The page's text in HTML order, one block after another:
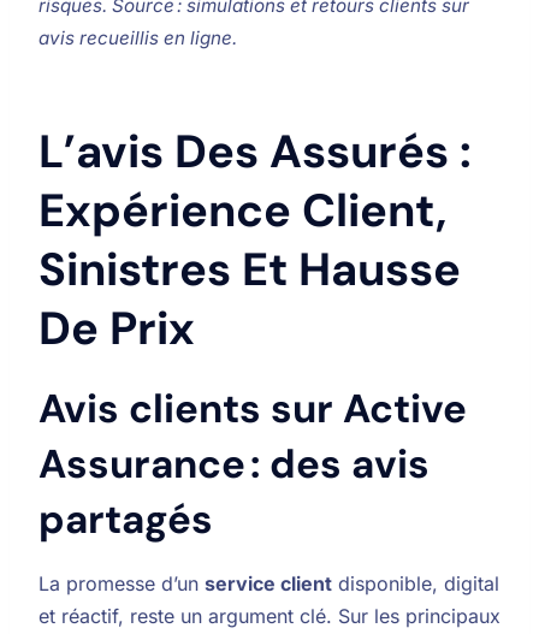
risques. Source : simulations et retours clients sur
avis recueillis en ligne.
L’avis Des Assurés :
Expérience Client,
Sinistres Et Hausse
De Prix
Avis clients sur Active
Assurance : des avis
partagés
La promesse d’un service client disponible, digital
et réactif, reste un argument clé. Sur les principaux